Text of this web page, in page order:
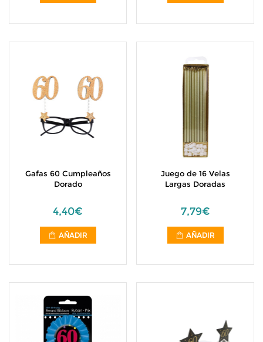
Gafas 60 Cumpleaños
Dorado
4,40€
AÑADIR
Juego de 16 Velas
Largas Doradas
7,79€
AÑADIR